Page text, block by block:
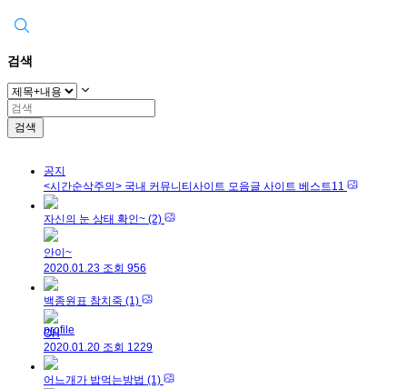
검색
검색
공지
<시간순삭주의> 국내 커뮤니티사이트 모음글 사이트 베스트11
자신의 눈 상태 확인~ (2)
안이~
2020.01.23 조회 956
백종원표 참치죽 (1)
OH
2020.01.20 조회 1229
어느개가 밥먹는방법 (1)